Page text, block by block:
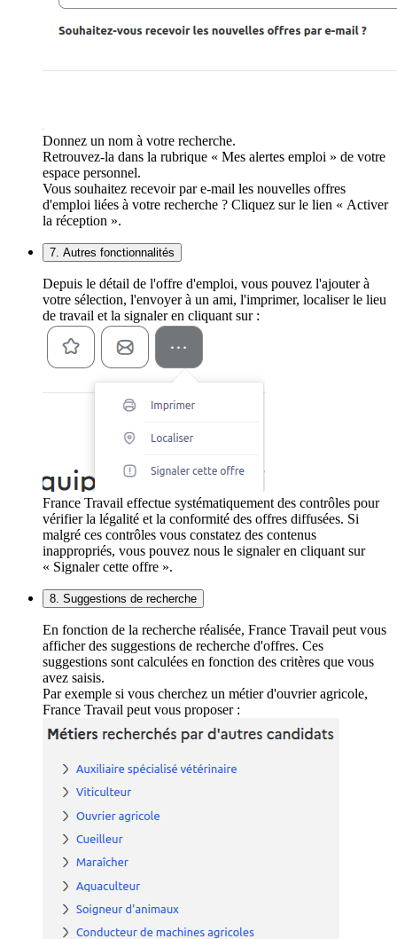
Donnez un nom à votre recherche.
Retrouvez-la dans la rubrique « Mes alertes emploi » de votre
espace personnel.
Vous souhaitez recevoir par e-mail les nouvelles offres
d'emploi liées à votre recherche ? Cliquez sur le lien « Activer
la réception ».
7. Autres fonctionnalités
Depuis le détail de l'offre d'emploi, vous pouvez l'ajouter à
votre sélection, l'envoyer à un ami, l'imprimer, localiser le lieu
de travail et la signaler en cliquant sur :
France Travail effectue systématiquement des contrôles pour
vérifier la légalité et la conformité des offres diffusées. Si
malgré ces contrôles vous constatez des contenus
inappropriés, vous pouvez nous le signaler en cliquant sur
« Signaler cette offre ».
8. Suggestions de recherche
En fonction de la recherche réalisée, France Travail peut vous
afficher des suggestions de recherche d'offres. Ces
suggestions sont calculées en fonction des critères que vous
avez saisis.
Par exemple si vous cherchez un métier d'ouvrier agricole,
France Travail peut vous proposer :